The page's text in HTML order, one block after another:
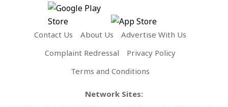
Contact Us About Us
Advertise With Us
Complaint Redressal
Privacy Policy
Terms and Conditions
Network Sites: